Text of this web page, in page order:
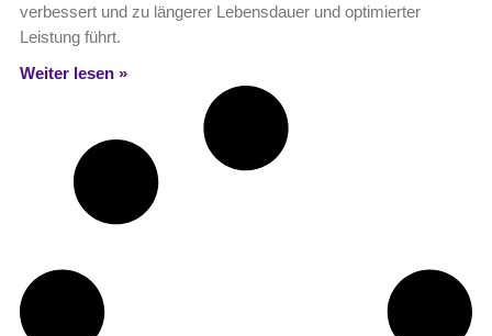
verbessert und zu längerer Lebensdauer und optimierter
Leistung führt.
Weiter lesen »